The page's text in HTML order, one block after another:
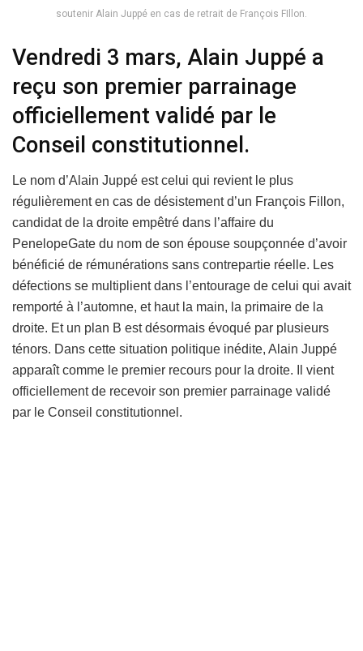
soutenir Alain Juppé en cas de retrait de François FIllon.
Vendredi 3 mars, Alain Juppé a
reçu son premier parrainage
officiellement validé par le
Conseil constitutionnel.
Le nom d’Alain Juppé est celui qui revient le plus
régulièrement en cas de désistement d’un François Fillon,
candidat de la droite empêtré dans l’affaire du
PenelopeGate du nom de son épouse soupçonnée d’avoir
bénéficié de rémunérations sans contrepartie réelle. Les
défections se multiplient dans l’entourage de celui qui avait
remporté à l’automne, et haut la main, la primaire de la
droite. Et un plan B est désormais évoqué par plusieurs
ténors. Dans cette situation politique inédite, Alain Juppé
apparaît comme le premier recours pour la droite. Il vient
officiellement de recevoir son premier parrainage validé
par le Conseil constitutionnel.